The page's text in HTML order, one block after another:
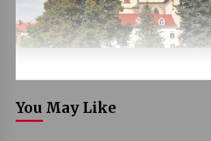
You May Like